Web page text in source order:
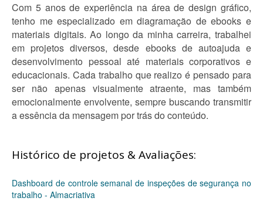
Com 5 anos de experiência na área de design gráfico,
tenho me especializado em diagramação de ebooks e
materiais digitais. Ao longo da minha carreira, trabalhei
em projetos diversos, desde ebooks de autoajuda e
desenvolvimento pessoal até materiais corporativos e
educacionais. Cada trabalho que realizo é pensado para
ser não apenas visualmente atraente, mas também
emocionalmente envolvente, sempre buscando transmitir
a essência da mensagem por trás do conteúdo.
Histórico de projetos & Avaliações:
Dashboard de controle semanal de inspeções de segurança no
trabalho - Almacriativa